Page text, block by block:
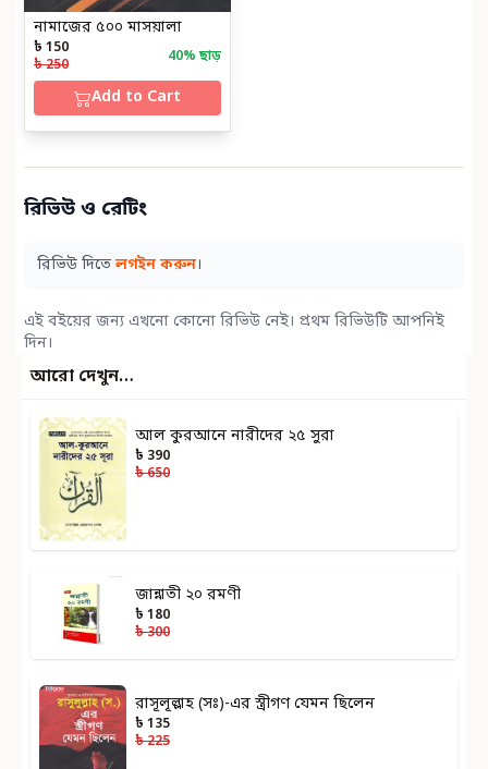
নামাজের ৫০০ মাসয়ালা
৳ 150
৳ 250
40% ছাড়
Add to Cart
রিভিউ ও রেটিং
রিভিউ দিতে লগইন করুন।
এই বইয়ের জন্য এখনো কোনো রিভিউ নেই। প্রথম রিভিউটি আপনিই
দিন।
আরো দেখুন…
আল কুরআনে নারীদের ২৫ সুরা
৳ 390
৳ 650
জান্নাতী ২০ রমণী
৳ 180
৳ 300
রাসূলূল্লাহ (সঃ)-এর স্ত্রীগণ যেমন ছিলেন
৳ 135
৳ 225